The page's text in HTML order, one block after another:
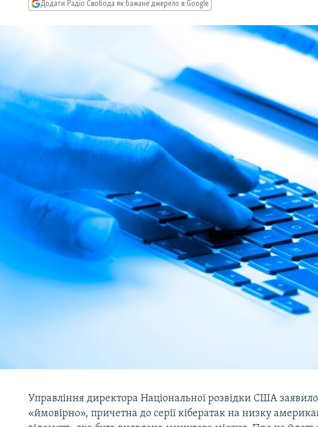
Додати Радіо Свобода як бажане джерело в Google
Управління директора Національної розвідки США заявило
«ймовірно», причетна до серії кібератак на низку